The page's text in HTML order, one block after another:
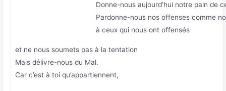
Donne-nous aujourd’hui notre pain de
Pardonne-nous nos offenses comme
à ceux qui nous ont offensés
et ne nous soumets pas à la tentation
Mais délivre-nous du Mal.
Car c’est à toi qu’appartiennent,